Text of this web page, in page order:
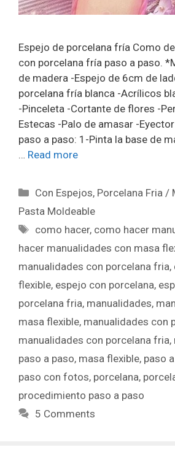
Espejo de porcelana fría Como
con porcelana fría paso a paso.
de madera -Espejo de 6cm de
porcelana fría blanca -Acrílicos
-Pinceleta -Cortante de flores -
Estecas -Palo de amasar -
paso a paso: 1-Pinta la base de
… Read more
Con Espejos, Porcelana Fria /
Pasta Moldeable
como hacer, como hacer
hacer manualidades con masa
manualidades con porcelana fria,
flexible, espejo con porcelana,
porcelana fria, manualidades,
masa flexible, manualidades con
manualidades con porcelana fria,
paso a paso, masa flexible, paso
paso con fotos, porcelana,
procedimiento paso a paso
5 Comments